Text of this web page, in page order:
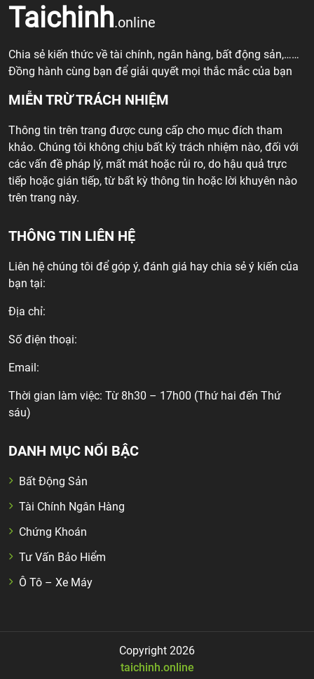
Taichinh.online
Chia sẻ kiến thức về tài chính, ngân hàng, bất động sản,……
Đồng hành cùng bạn để giải quyết mọi thắc mắc của bạn
MIỄN TRỪ TRÁCH NHIỆM
Thông tin trên trang được cung cấp cho mục đích tham
khảo. Chúng tôi không chịu bất kỳ trách nhiệm nào, đối với
các vấn đề pháp lý, mất mát hoặc rủi ro, do hậu quả trực
tiếp hoặc gián tiếp, từ bất kỳ thông tin hoặc lời khuyên nào
trên trang này.
THÔNG TIN LIÊN HỆ
Liên hệ chúng tôi để góp ý, đánh giá hay chia sẻ ý kiến của
bạn tại:
Địa chỉ:
Số điện thoại:
Email:
Thời gian làm việc: Từ 8h30 – 17h00 (Thứ hai đến Thứ
sáu)
DANH MỤC NỔI BẬC
Bất Động Sản
Tài Chính Ngân Hàng
Chứng Khoán
Tư Vấn Bảo Hiểm
Ô Tô – Xe Máy
Copyright 2026
taichinh.online